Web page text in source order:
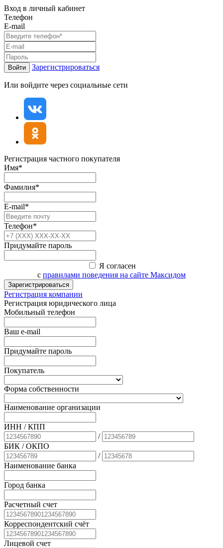
Вход в личный кабинет
Телефон
E-mail
Войти Зарегистрироваться
Или войдите через социальные сети
Регистрация частного покупателя
Имя*
Фамилия*
E-mail*
Телефон*
Придумайте пароль
Я согласен
с правилами поведения на сайте Максидом
Зарегистрироваться
Регистрация компании
Регистрация юридического лица
Мобильный телефон
Ваш e-mail
Придумайте пароль
Покупатель
Форма собственности
Наименование организации
ИНН / КПП
/
БИК / ОКПО
/
Наименование банка
Город банка
Расчетный счет
Корреспондентский счёт
Лицевой счет